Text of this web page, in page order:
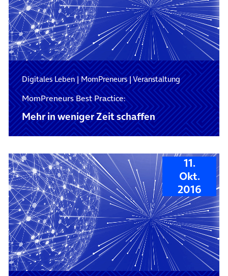
Digitales Leben|MomPreneurs|Veranstaltung
MomPreneurs Best Practice:
Mehr in weniger Zeit schaffen
11.
Okt.
2016